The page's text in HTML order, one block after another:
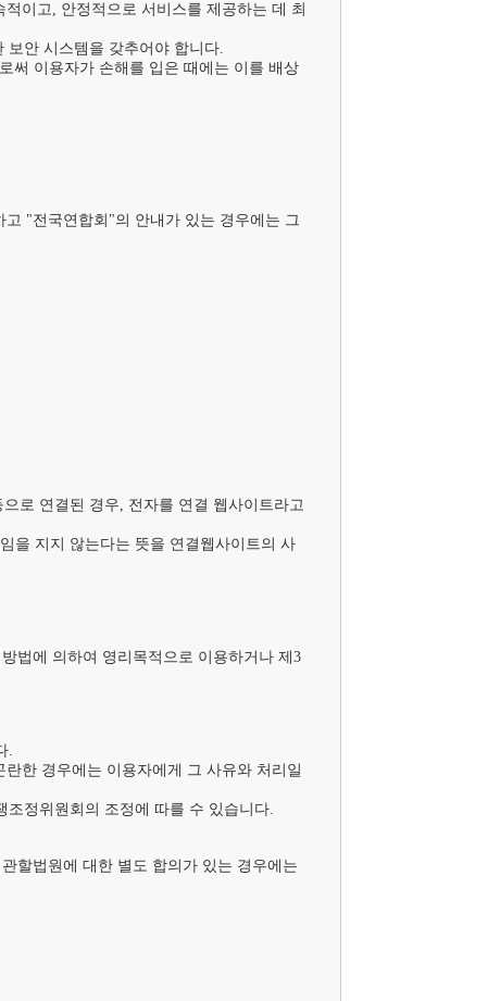
이고, 안정적으로 서비스를 제공하는 데 최
안 시스템을 갖추어야 합니다.
써 이용자가 손해를 입은 때에는 이를 배상
"전국연합회"의 안내가 있는 경우에는 그
로 연결된 경우, 전자를 연결 웹사이트라고
을 지지 않는다는 뜻을 연결웹사이트의 사
법에 의하여 영리목적으로 이용하거나 제3
.
한 경우에는 이용자에게 그 사유와 처리일
정위원회의 조정에 따를 수 있습니다.
할법원에 대한 별도 합의가 있는 경우에는